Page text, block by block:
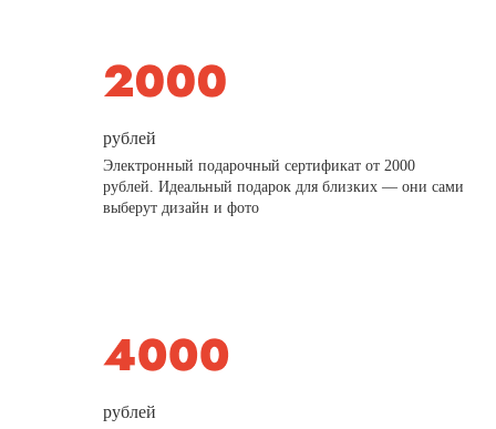
рублей
Электронный подарочный сертификат от 2000
рублей. Идеальный подарок для близких — они сами
выберут дизайн и фото
рублей